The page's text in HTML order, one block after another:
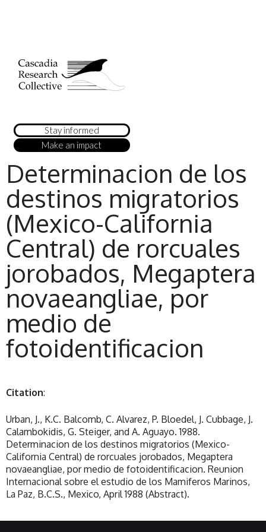
Stay informed
Make an impact
Determinacion de los
destinos migratorios
(Mexico-California
Central) de rorcuales
jorobados, Megaptera
novaeangliae, por
medio de
fotoidentificacion
Citation:
Urban, J., K.C. Balcomb, C. Alvarez, P. Bloedel, J. Cubbage, J.
Calambokidis, G. Steiger, and A. Aguayo. 1988.
Determinacion de los destinos migratorios (Mexico-
California Central) de rorcuales jorobados, Megaptera
novaeangliae, por medio de fotoidentificacion. Reunion
Internacional sobre el estudio de los Mamiferos Marinos,
La Paz, B.C.S., Mexico, April 1988 (Abstract).